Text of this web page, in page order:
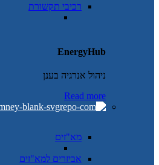
רכיבי תקשורת
EnergyHub
ניהול אנרגיה בענן
Read more
מא"זים
אביזרים למא"זים